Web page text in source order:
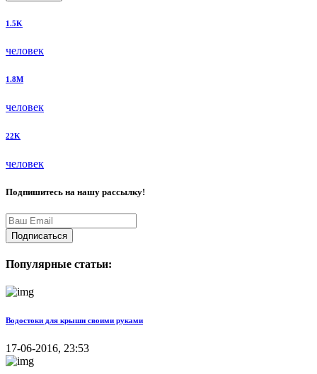
1.5K
человек
1.8M
человек
22K
человек
Подпишитесь на нашу рассылку!
Подписаться
Популярные статьи:
Водостоки для крыши своими руками
17-06-2016, 23:53